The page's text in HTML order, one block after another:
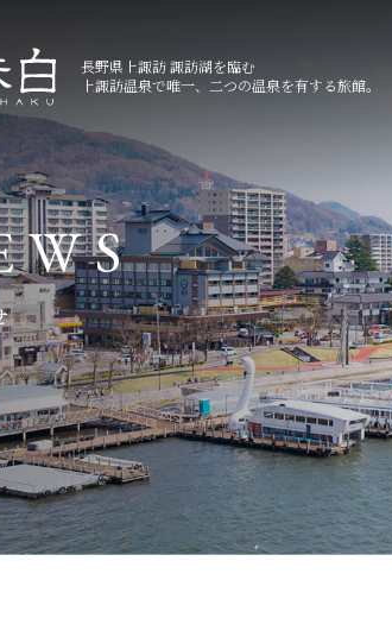
長野県上諏訪 諏訪湖を臨む
上諏訪温泉で唯一、二つの温泉を有する旅館。
WS